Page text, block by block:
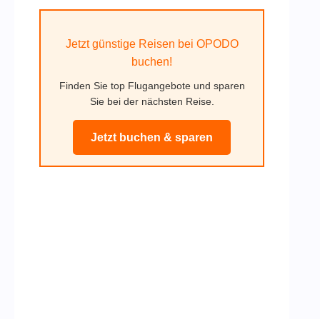
Jetzt günstige Reisen bei OPODO
buchen!
Finden Sie top Flugangebote und sparen
Sie bei der nächsten Reise.
Jetzt buchen & sparen